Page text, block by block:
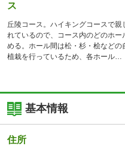
ス
丘陵コース。ハイキングコースで
れているので、コース内のどのホ
める。ホール間は松・杉・桧など
植栽を行っているため、各ホール
基本情報
住所